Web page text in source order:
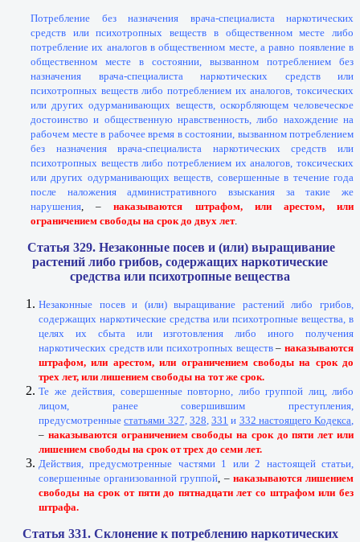
Потребление без назначения врача-специалиста наркотических
средств или психотропных веществ в общественном месте либо
потребление их аналогов в общественном месте, а равно появление в
общественном месте в состоянии, вызванном потреблением без
назначения врача-специалиста наркотических средств или
психотропных веществ либо потреблением их аналогов, токсических
или других одурманивающих веществ, оскорбляющем человеческое
достоинство и общественную нравственность, либо нахождение на
рабочем месте в рабочее время в состоянии, вызванном потреблением
без назначения врача-специалиста наркотических средств или
психотропных веществ либо потреблением их аналогов, токсических
или других одурманивающих веществ, совершенные в течение года
после наложения административного взыскания за такие же
нарушения , – наказываются штрафом, или арестом, или
ограничением свободы на срок до двух лет.
Статья 329. Незаконные посев и (или) выращивание
растений либо грибов, содержащих наркотические
средства или психотропные вещества
Незаконные посев и (или) выращивание растений либо грибов,
содержащих наркотические средства или психотропные вещества, в
целях их сбыта или изготовления либо иного получения
наркотических средств или психотропных веществ–наказываются
штрафом, или арестом, или ограничением свободы на срок до
трех лет, или лишением свободы на тот же срок.
Те же действия, совершенные повторно, либо группой лиц, либо
лицом, ранее совершившим преступления,
предусмотренныестатьями 327 328 331 и 332 настоящего Кодекса
– наказываются ограничением свободы на срок до пяти лет или
лишением свободы на срок от трех до семи лет.
Действия, предусмотренные частями 1 или 2 настоящей статьи,
совершенные организованной группой , – наказываются лишением
свободы на срок от пяти до пятнадцати лет со штрафом или без
штрафа.
Статья 331. Склонение к потреблению наркотических